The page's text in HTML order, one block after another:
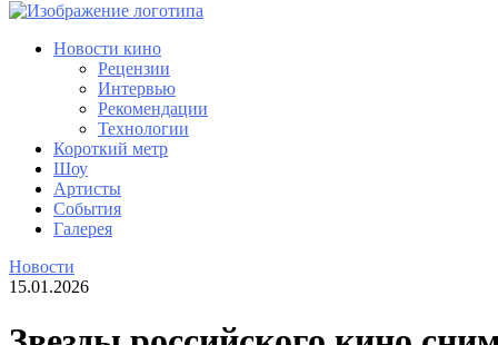
Новости кино
Рецензии
Интервью
Рекомендации
Технологии
Короткий метр
Шоу
Артисты
События
Галерея
Новости
15.01.2026